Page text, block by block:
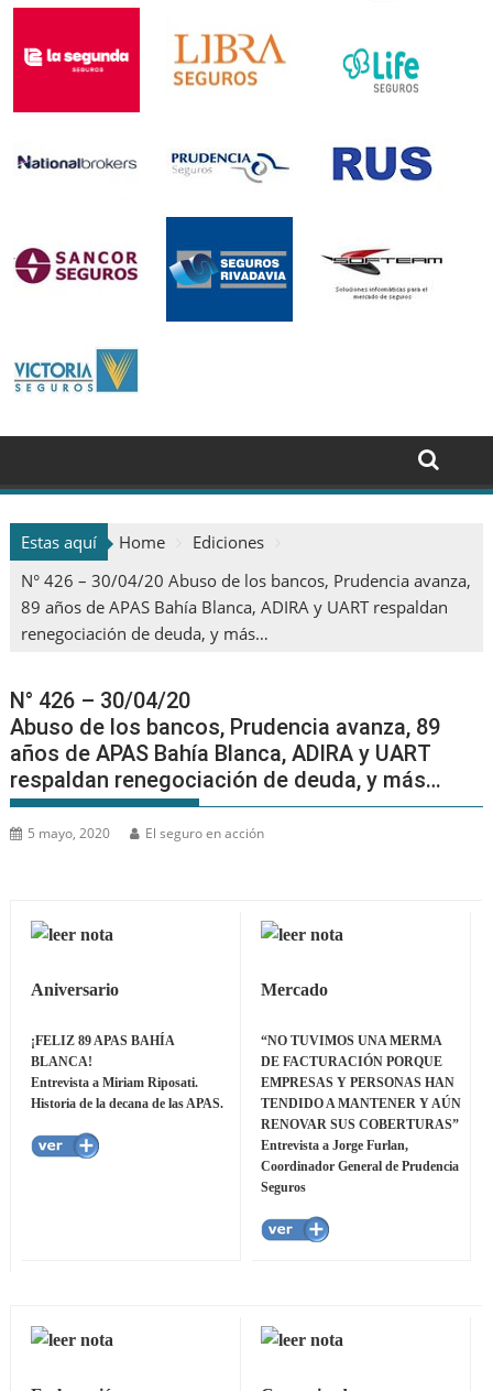
Estas aquí Home
Ediciones
N° 426 – 30/04/20 Abuso de los bancos, Prudencia avanza,
89 años de APAS Bahía Blanca, ADIRA y UART respaldan
renegociación de deuda, y más…
N° 426 – 30/04/20
Abuso de los bancos, Prudencia avanza, 89
años de APAS Bahía Blanca, ADIRA y UART
respaldan renegociación de deuda, y más…
5 mayo, 2020 El seguro en acción
Aniversario
¡FELIZ 89 APAS BAHÍA
BLANCA!
Entrevista a Miriam Riposati.
Historia de la decana de las APAS.
Mercado
“NO TUVIMOS UNA MERMA
DE FACTURACIÓN PORQUE
EMPRESAS Y PERSONAS HAN
TENDIDO A MANTENER Y AÚN
RENOVAR SUS COBERTURAS”
Entrevista a Jorge Furlan,
Coordinador General de Prudencia
Seguros